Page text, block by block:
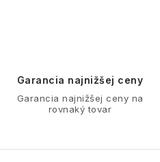
Garancia najnižšej ceny
Garancia najnižšej ceny na
rovnaký tovar